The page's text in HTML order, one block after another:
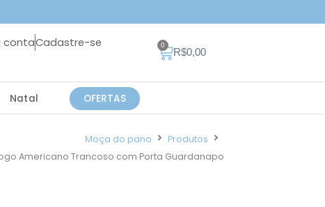
contaCadastre-se
R$0,00
0
Carrinho
Natal OFERTAS
Moça do pano
Produtos
Americano Trancoso com Porta Guardanapo